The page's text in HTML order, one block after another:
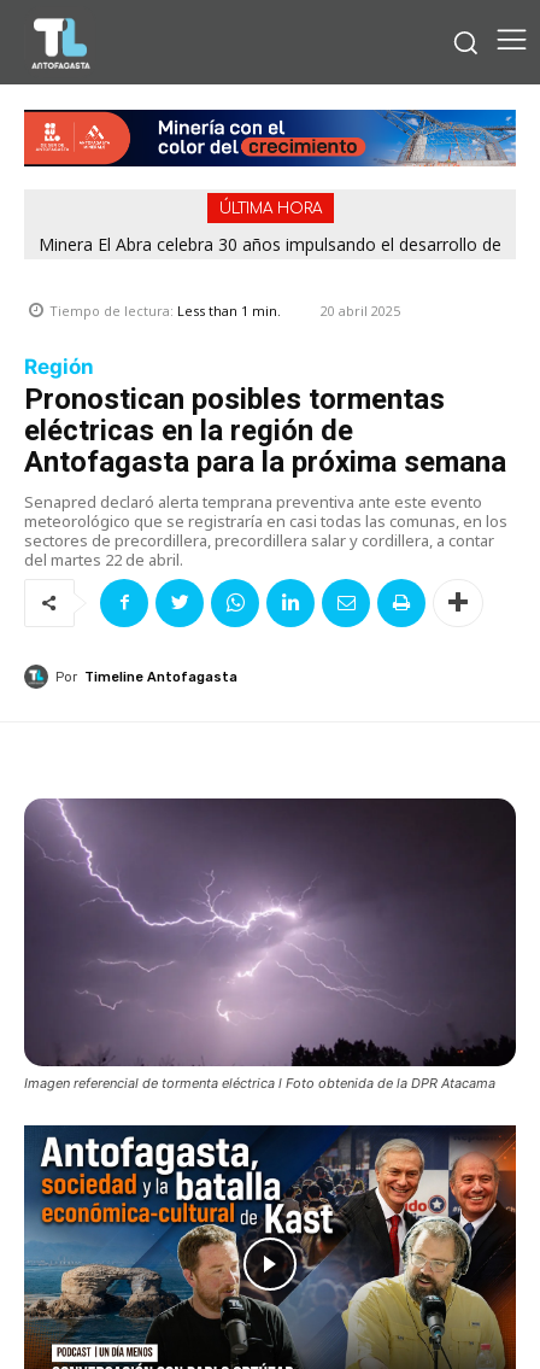
ÚLTIMA HORA
Minera El Abra celebra 30 años impulsando el desarrollo de
Tiempo de lectura: Less than 1 min. 20 abril 2025
Región
Pronostican posibles tormentas
eléctricas en la región de
Antofagasta para la próxima semana
Senapred declaró alerta temprana preventiva ante este evento
meteorológico que se registraría en casi todas las comunas, en los
sectores de precordillera, precordillera salar y cordillera, a contar
del martes 22 de abril.
Por Timeline Antofagasta
Imagen referencial de tormenta eléctrica l Foto obtenida de la DPR Atacama